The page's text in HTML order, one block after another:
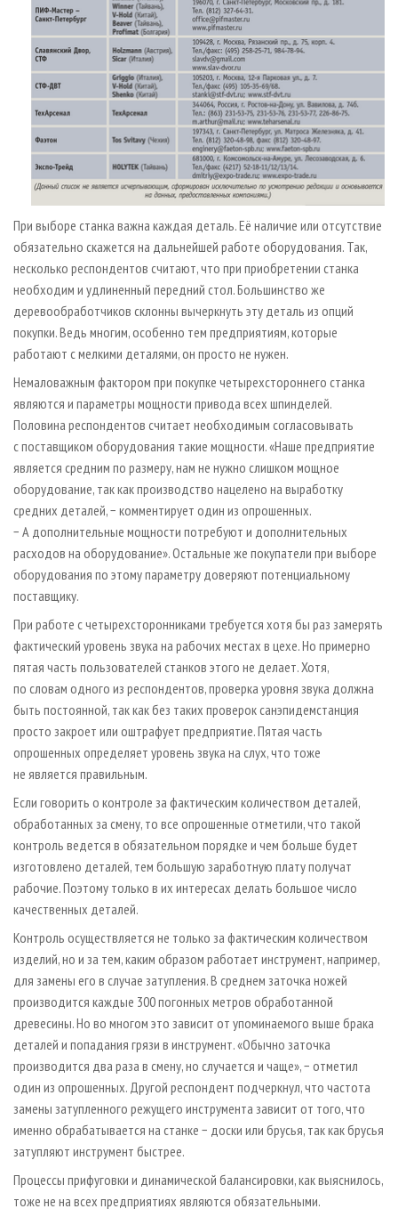
При выборе станка важна каждая деталь. Её наличие или отсутствие
обязательно скажется на дальнейшей работе оборудования. Так,
несколько респондентов считают, что при приобретении станка
необходим и удлиненный передний стол. Большинство же
деревообработчиков склонны вычеркнуть эту деталь из опций
покупки. Ведь многим, особенно тем предприятиям, которые
работают с мелкими деталями, он просто не нужен.
Немаловажным фактором при покупке четырехстороннего станка
являются и параметры мощности привода всех шпинделей.
Половина респондентов считает необходимым согласовывать
с поставщиком оборудования такие мощности. «Наше предприятие
является средним по размеру, нам не нужно слишком мощное
оборудование, так как производство нацелено на выработку
средних деталей, − комментирует один из опрошенных.
− А дополнительные мощности потребуют и дополнительных
расходов на оборудование». Остальные же покупатели при выборе
оборудования по этому параметру доверяют потенциальному
поставщику.
При работе с четырехсторонниками требуется хотя бы раз замерять
фактический уровень звука на рабочих местах в цехе. Но примерно
пятая часть пользователей станков этого не делает. Хотя,
по словам одного из респондентов, проверка уровня звука должна
быть постоянной, так как без таких проверок санэпидемстанция
просто закроет или оштрафует предприятие. Пятая часть
опрошенных определяет уровень звука на слух, что тоже
не является правильным.
Если говорить о контроле за фактическим количеством деталей,
обработанных за смену, то все опрошенные отметили, что такой
контроль ведется в обязательном порядке и чем больше будет
изготовлено деталей, тем большую заработную плату получат
рабочие. Поэтому только в их интересах делать большое число
качественных деталей.
Контроль осуществляется не только за фактическим количеством
изделий, но и за тем, каким образом работает инструмент, например,
для замены его в случае затупления. В среднем заточка ножей
производится каждые 300 погонных метров обработанной
древесины. Но во многом это зависит от упоминаемого выше брака
деталей и попадания грязи в инструмент. «Обычно заточка
производится два раза в смену, но случается и чаще», − отметил
один из опрошенных. Другой респондент подчеркнул, что частота
замены затупленного режущего инструмента зависит от того, что
именно обрабатывается на станке − доски или брусья, так как брусья
затупляют инструмент быстрее.
Процессы прифуговки и динамической балансировки, как выяснилось,
тоже не на всех предприятиях являются обязательными.